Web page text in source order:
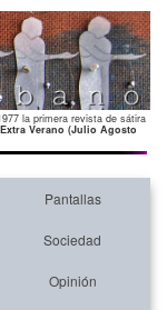
la primera revista de sátira
Extra Verano (Julio Agosto
Pantallas
Sociedad
Opinión